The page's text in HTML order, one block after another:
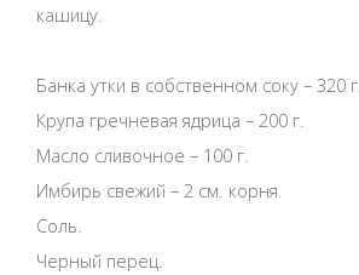
кашицу.
Банка утки в собственном соку – 320 г.
Крупа гречневая ядрица – 200 г.
Масло сливочное – 100 г.
Имбирь свежий – 2 см. корня.
Соль.
Черный перец.